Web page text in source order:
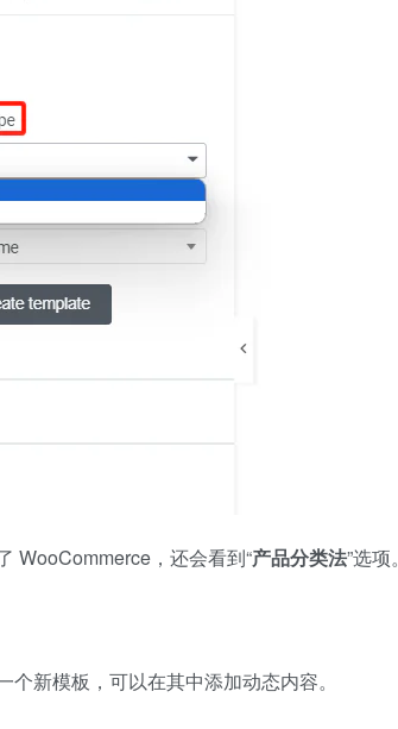
WooCommerce，还会看到“产品分类法”选项。
新模板，可以在其中添加动态内容。